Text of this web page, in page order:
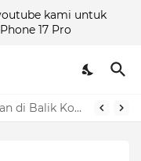
kami untuk
17 Pro
Ustaz Don: Menegakkan Kebenaran di Balik Kontroversi